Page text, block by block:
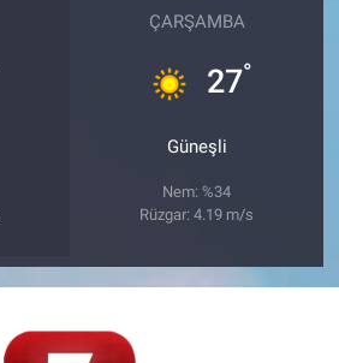
ÇARŞAMBA
27°
Güneşli
Nem: %34
Rüzgar: 4.19 m/s